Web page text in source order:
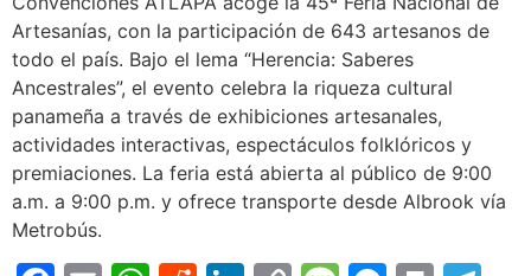
Artesanías, con la participación de 643 artesanos de
todo el país. Bajo el lema “Herencia: Saberes
Ancestrales”, el evento celebra la riqueza cultural
panameña a través de exhibiciones artesanales,
actividades interactivas, espectáculos folklóricos y
premiaciones. La feria está abierta al público de 9:00
a.m. a 9:00 p.m. y ofrece transporte desde Albrook vía
Metrobús.